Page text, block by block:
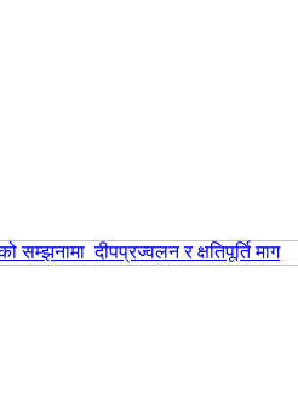
सम्झनामा दीपप्रज्वलन र क्षतिपूर्ति माग